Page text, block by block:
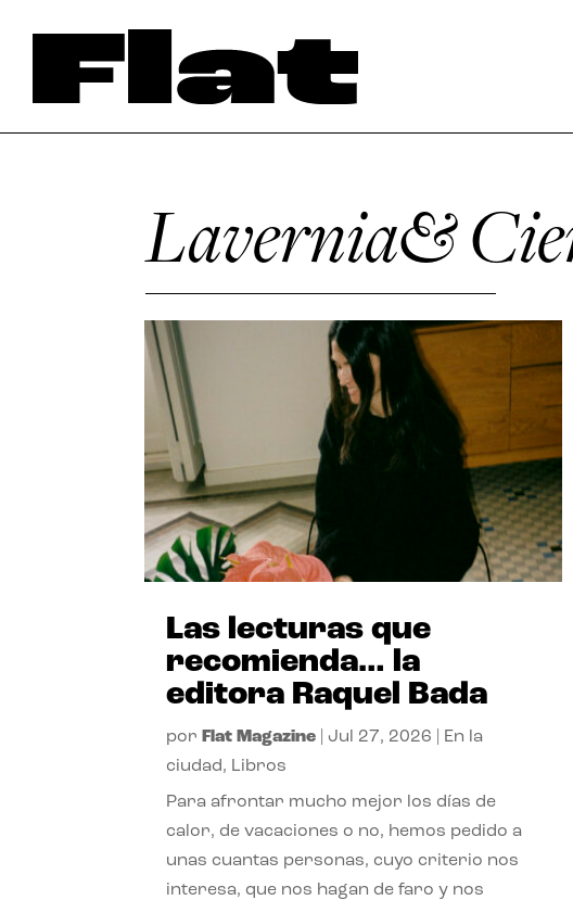
Lavernia&
Las lecturas que
recomienda… la
editora Raquel Bada
por Flat Magazine Jul 27, 2026
En la
ciudad, Libros
Para afrontar mucho mejor los días de
calor, de vacaciones o no, hemos pedido a
unas cuantas personas, cuyo criterio nos
interesa, que nos hagan de faro y nos